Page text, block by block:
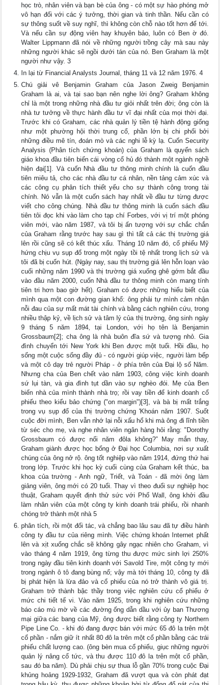
học trò, nhân viên và bạn bè của ông - có một sự hào phóng mở
vô hạn đối với các ý tưởng, thời gian và tinh thần. Nếu cần có
sự thông suốt về suy nghĩ, thì không còn chỗ nào tốt hơn để tới.
Và nếu cần sự động viên hay khuyên bảo, luôn có Ben ờ đó.
Walter Lippmann đã nói về những người trồng cây mà sau này
những người khác sẽ ngồi dưới tán của nó. Ben Graham là một
người như vậy. 3
In lại từ Financial Analysts Journal, tháng 11 và 12 năm 1976. 4
Chú giải vê Benjamin Graham của Jason Zweig Benjamin
Graham là ai, và tại sao bạn nên nghe lời ông? Graham không
chỉ là một trong những nhà đầu tư giỏi nhất trên đời; ông còn là
nhà tư tưởng về thực hành đầu tư vĩ đại nhất của mọi thời đại.
Trước khi có Graham, các nhà quản lý tiền tệ hành động giống
như một phường hội thời trung cổ, phần lớn bị chi phối bởi
những điều mê tín, đoán mò và các nghi lễ kỳ lạ. Cuốn Security
Analysis (Phân tích chứng khoán) của Graham là quyển sách
giáo khoa đầu tiên biến cái vòng cổ hủ đó thành một ngành nghề
hiện đại[1]. Và cuốn Nhà đầu tư thông minh chính là cuốn đầu
tiên miêu tả, cho các nhà đầu tư cá nhân, nền tảng cảm xúc và
các công cụ phân tích thiết yếu cho sự thành công trong tài
chính. Nó vẫn là một cuốn sách hay nhất về đầu tư từng được
viết cho công chúng. Nhà đầu tư thông minh là cuốn sách đầu
tiên tôi đọc khi vào làm cho tạp chí Forbes, với vị trí một phóng
viên mới, vào năm 1987, và tôi bị ấn tượng với sự chắc chắn
của Graham rằng trước hay sau gì thì tất cả các thị trường giá
lên rồi cũng sẽ có kết thúc xấu. Tháng 10 năm đó, cổ phiếu Mỹ
hứng chịu vụ sụp đổ trong một ngày tồi tệ nhất trong lịch sử và
tôi đã bị cuốn hút. (Ngày nay, sau thị trường giá lên hỗn loạn vào
cuối những năm 1990 và thị trường giá xuống ghê gớm bắt đầu
vào đầu năm 2000, cuốn Nhà đầu tư thông minh còn mang tính
tiên tri hơn bao giờ hết). Graham có được những hiểu biết của
mình qua một con đường gian khổ: ông phải tự mình cảm nhận
nỗi đau của sự mất mát tài chính và bằng cách nghiên cứu, trong
nhiều thập kỷ, về lịch sử và tâm lý của thị trường, ông sinh ngày
9 tháng 5 năm 1894, tại London, với họ tên là Benjamin
Grossbaum[2]; cha ông là nhà buôn đĩa sứ và tượng nhỏ. Gia
đình chuyển tới New York khi Ben được một tuổi. Hồi đầu, họ
sống một cuộc sống đầy đủ - có người giúp việc, người làm bếp
và một cô dạy trẻ người Pháp - ở phía trên của Đại lộ số Năm.
Nhưng cha của Ben chết vào năm 1903, công việc kinh doanh
sứ lụi tàn, và gia đình tụt dần vào sự nghèo đói. Mẹ của Ben
biến nhà của mình thành nhà trọ; rồi vay tiền để kinh doanh cổ
phiếu theo kiểu bảo chứng ("on margin")[3], và bà bị mất trắng
trong vụ sụp đổ của thị trường chứng 'Khoán năm 1907. Suốt
cuộc đời mình, Ben vẫn nhớ lại nỗi xấu hổ khi mà ông đi lĩnh tiền
từ séc cho mẹ, và nghe nhân viên ngân hàng hỏi rằng: "Dorothy
Grossbaum có được nổi năm đôla không?” May mắn thay,
Graham giành được học bổng ở Đại học Columbia, nơi sự xuất
chúng của ông nở rộ. ông tốt nghiệp vào năm 1914, đứng thứ hai
trong lớp. Trước khi học kỳ cuối cùng của Graham kết thúc, ba
khoa của trường - Anh ngữ, Triết, và Toán - đã mời ông làm
giảng viên, ông mới có 20 tuổi. Thay vì theo đuổi sự nghiệp học
thuật, Graham quyết định thử sức với Phố Wall, ông khởi đầu
làm nhân viên của một công ty kinh doanh trái phiếu, rồi nhanh
chóng trở thành một nhà 5
phân tích, rồi một đối tác, và chẳng bao lâu sau đã tự điều hành
công ty đầu tư của riêng mình. Việc chứng khoán Internet phất
lên và xịt xuống chắc sẽ không gây ngạc nhiên cho Graham, vì
vào tháng 4 năm 1919, ông từng thu được mức sinh lợi 250%
trong ngày đầu tiên kinh doanh với Savold Tire, một công ty mới
trong ngành ô tô đang bùng nổ; vậy mà tới tháng 10, công ty đã
bị phát hiện là lừa đảo và cổ phiếu của nó trở thành vô giá trị.
Graham trở thành bậc thầy trong việc nghiên cứu cổ phiếu ở
mức chi tiết tế vi. Vào năm 1925, trong khi nghiên cứu những
báo cáo mù mờ về các đường ống dẫn dầu với ủy ban Thương
mại giữa các bang của Mỹ, ông được biết rằng công ty Northern
Pipe Line Co. - khi đó đang được bán với mức 65 đô la trên một
cổ phần - nắm giữ ít nhất 80 đô la trên một cổ phần bằng các trái
phiếu chất lượng cao. (ông bèn mua cổ phiếu, giục những người
quản lý nâng cổ tức, và thu được 110 đô la trên một cổ phần,
sau đó ba năm). Dù phải chịu sự thua lỗ gần 70% trong cuộc Đại
khủng hoảng 1929-1932, Graham đã vượt qua và còn phát đạt